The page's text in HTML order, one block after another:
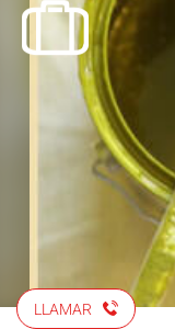
LLAMAR